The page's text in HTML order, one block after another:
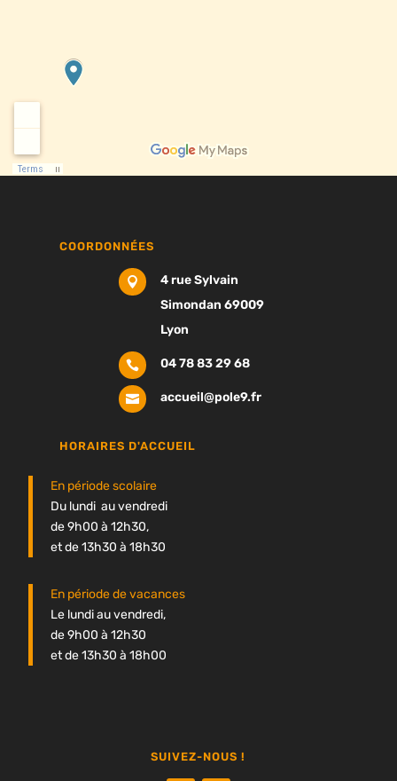
COORDONNÉES

4 rue Sylvain
Simondan 69009
Lyon
 04 78 83 29 68
 accueil@pole9.fr
HORAIRES D'ACCUEIL
En période scolaire
Du lundi au vendredi
de 9h00 à 12h30,
et de 13h30 à 18h30
En période de vacances
Le lundi au vendredi,
de 9h00 à 12h30
et de 13h30 à 18h00
SUIVEZ-NOUS !